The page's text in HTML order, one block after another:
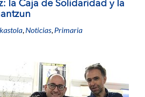
la Caja de Solidaridad y la
, Noticias, Primaria